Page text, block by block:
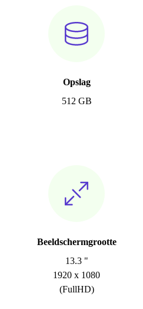
Opslag
512 GB
Beeldschermgrootte
13.3 "
1920 x 1080
(FullHD)